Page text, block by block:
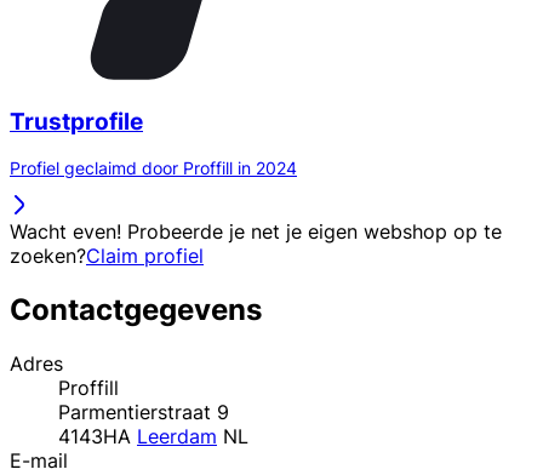
Trustprofile
Profiel geclaimd door Proffill in 2024
Wacht even! Probeerde je net je eigen webshop op te
zoeken?Claim profiel
Contactgegevens
Adres
Proffill
Parmentierstraat 9
4143HA Leerdam NL
E-mail